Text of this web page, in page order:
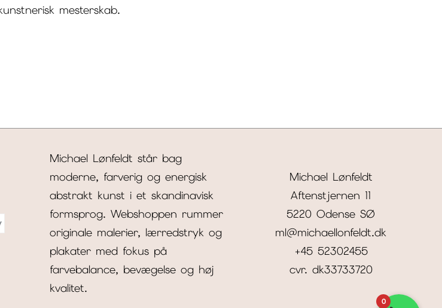
mesterskab.
Michael Lønfeldt står bag
moderne, farverig og energisk
abstrakt kunst i et skandinavisk
formsprog. Webshoppen rummer
originale malerier, lærredstryk og
plakater med fokus på
farvebalance, bevægelse og høj
kvalitet.
Michael Lønfeldt
Aftenstjernen 11
5220 Odense SØ
ml@michaellonfeldt.dk
+45 52302455
cvr. dk33733720
0